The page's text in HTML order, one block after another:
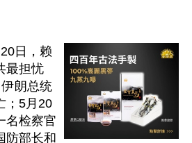
日，赖
最担忧
朗总统
；5月20
名检察官
防部长和